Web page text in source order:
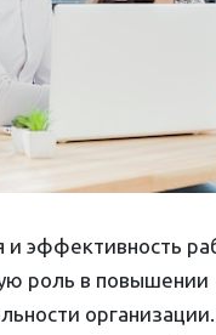
эффективность
роль в повышении